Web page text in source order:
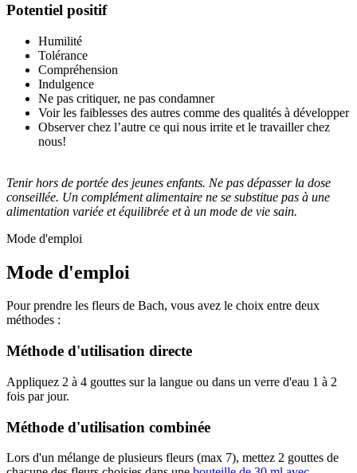
Potentiel positif
Humilité
Tolérance
Compréhension
Indulgence
Ne pas critiquer, ne pas condamner
Voir les faiblesses des autres comme des qualités à développer
Observer chez l’autre ce qui nous irrite et le travailler chez
nous!
Tenir hors de portée des jeunes enfants. Ne pas dépasser la dose
conseillée. Un complément alimentaire ne se substitue pas à une
alimentation variée et équilibrée et à un mode de vie sain.
Mode d'emploi
Mode d'emploi
Pour prendre les fleurs de Bach, vous avez le choix entre deux
méthodes :
Méthode d'utilisation directe
Appliquez 2 à 4 gouttes sur la langue ou dans un verre d'eau 1 à 2
fois par jour.
Méthode d'utilisation combinée
Lors d'un mélange de plusieurs fleurs (max 7), mettez 2 gouttes de